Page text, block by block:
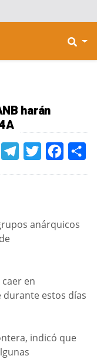
harán
WHATSAPPTELEGRAMTWITTER
anárquicos
en
durante estos días
indicó que